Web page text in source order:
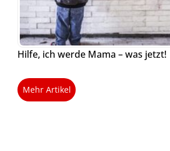
Hilfe, ich werde Mama – was jetzt!
Mehr Artikel